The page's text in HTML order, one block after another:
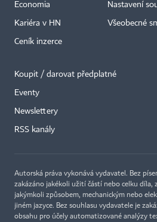
Economia
Kariéra v HN
Ceník inzerce
Nastavení
Všeobecné
Koupit / darovat předplatné
Eventy
Newslettery
RSS kanály
Autorská práva vykonává vydavatel. Bez
zakázáno jakékoli užití částí nebo celku díla,
jakýmkoli způsobem, mechanickým nebo
jiném jazyce. Bez souhlasu vydavatele je
obsahu pro účely automatizované analýzy